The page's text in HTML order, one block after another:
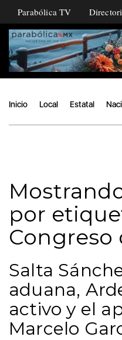
Parabólica TV
Inicio Local Estatal
por
Congreso
Salta
aduana,
activo y el
Marcelo